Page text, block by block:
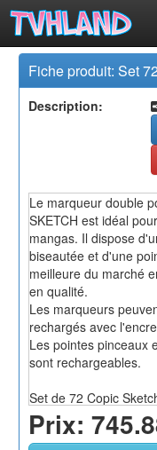
Fiche produit: Set
Description:
Le marqueur double
SKETCH est idéal
mangas. Il dispose
biseautée et d'une
meilleure du marché
en qualité.
Les marqueurs
rechargés avec
Les pointes pinceaux
sont rechargeables.
Set de 72 Copic
Photo non
Prix: